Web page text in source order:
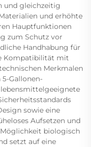
und gleichzeitig
und erhöhte
Hauptfunktionen
zum Schutz vor
Handhabung für
Kompatibilität mit
Merkmalen
Gallonen-
sowie eine
Aufsetzen und
biologisch
setzt auf eine